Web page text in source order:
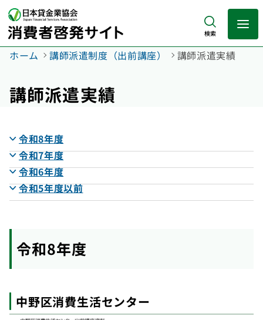
検索
ホーム 講師派遣制度（出前講座） 講師派遣実績
講師派遣実績
令和8年度
令和7年度
令和6年度
令和5年度以前
令和8年度
中野区消費生活センター